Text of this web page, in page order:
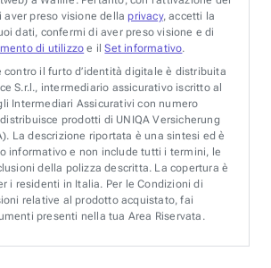
aver preso visione della privacy, accetti la
dati, confermi di aver preso visione e di
di utilizzo e ilSet informativo.
contro il furto d’identità digitale è distribuita
S.r.l., intermediario assicurativo iscritto al
Intermediari Assicurativi con numero
prodotti di UNIQA Versicherung
La descrizione riportata è una sintesi ed è
informativo e non include tutti i termini, le
della polizza descritta. La copertura è
i residenti in Italia. Per le Condizioni di
relative al prodotto acquistato, fai
presenti nella tua Area Riservata.